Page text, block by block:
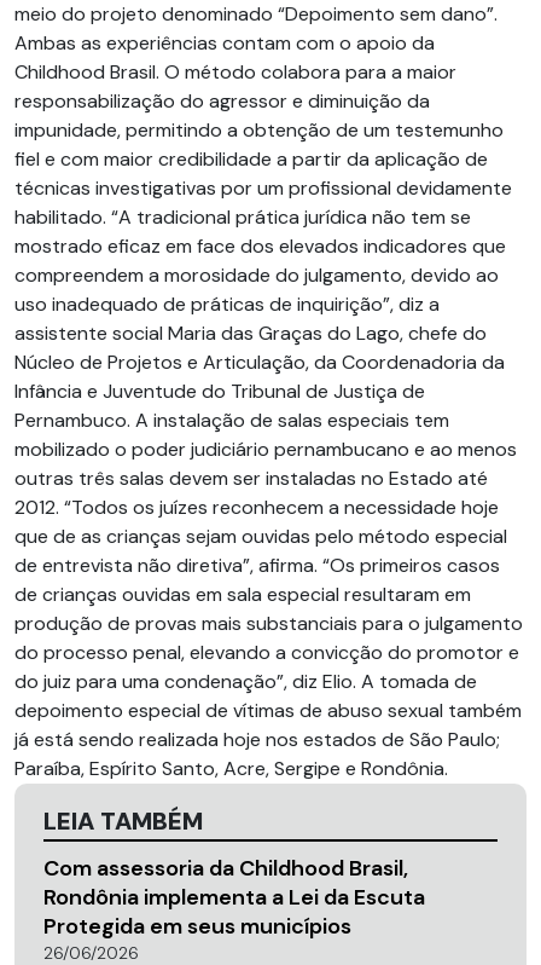
meio do projeto denominado “Depoimento sem dano”.
Ambas as experiências contam com o apoio da
Childhood Brasil. O método colabora para a maior
responsabilização do agressor e diminuição da
impunidade, permitindo a obtenção de um testemunho
fiel e com maior credibilidade a partir da aplicação de
técnicas investigativas por um profissional devidamente
habilitado. “A tradicional prática jurídica não tem se
mostrado eficaz em face dos elevados indicadores que
compreendem a morosidade do julgamento, devido ao
uso inadequado de práticas de inquirição”, diz a
assistente social Maria das Graças do Lago, chefe do
Núcleo de Projetos e Articulação, da Coordenadoria da
Infância e Juventude do Tribunal de Justiça de
Pernambuco. A instalação de salas especiais tem
mobilizado o poder judiciário pernambucano e ao menos
outras três salas devem ser instaladas no Estado até
2012. “Todos os juízes reconhecem a necessidade hoje
que de as crianças sejam ouvidas pelo método especial
de entrevista não diretiva”, afirma. “Os primeiros casos
de crianças ouvidas em sala especial resultaram em
produção de provas mais substanciais para o julgamento
do processo penal, elevando a convicção do promotor e
do juiz para uma condenação”, diz Elio. A tomada de
depoimento especial de vítimas de abuso sexual também
já está sendo realizada hoje nos estados de São Paulo;
Paraíba, Espírito Santo, Acre, Sergipe e Rondônia.
LEIA TAMBÉM
Com assessoria da Childhood Brasil,
Rondônia implementa a Lei da Escuta
Protegida em seus municípios
26/06/2026